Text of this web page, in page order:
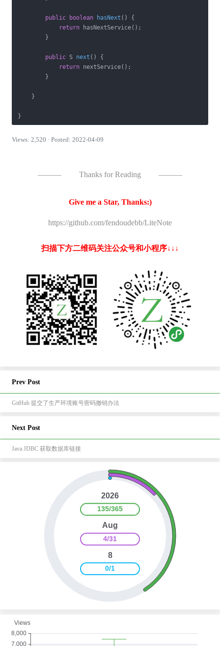
public boolean hasNext ()
{
return hasNextService();
        }
public S next ()
{
return nextService();
        }
    }
}
Views: 2,520 · Posted: 2022-04-09
——— Thanks for Reading ———
Give me a Star, Thanks:)
https://github.com/fendoudebb/LiteNote
扫描下方二维码关注公众号和小程序↓↓↓
Prev Post
GitHub 提交了生产环境账号密码撤销办法
Next Post
Java JDBC 获取数据库链接